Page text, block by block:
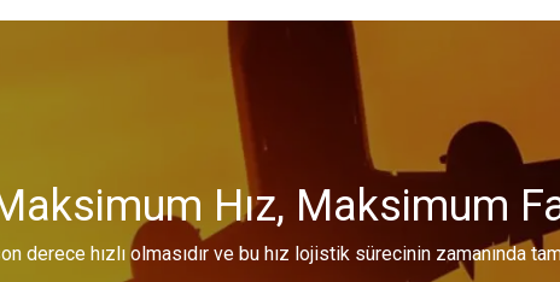
Hız, Maksimum
derece hızlı olmasıdır ve bu hız lojistik sürecinin zamanında